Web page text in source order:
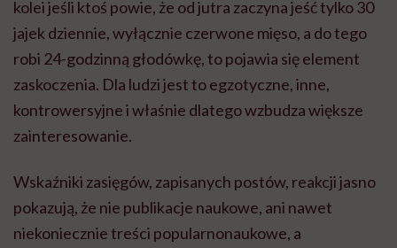
kolei jeśli ktoś powie, że od jutra zaczyna jeść tylko 30
jajek dziennie, wyłącznie czerwone mięso, a do tego
robi 24-godzinną głodówkę, to pojawia się element
zaskoczenia. Dla ludzi jest to egzotyczne, inne,
kontrowersyjne i właśnie dlatego wzbudza większe
zainteresowanie.
Wskaźniki zasięgów, zapisanych postów, reakcji jasno
pokazują, że nie publikacje naukowe, ani nawet
niekoniecznie treści popularnonaukowe, a